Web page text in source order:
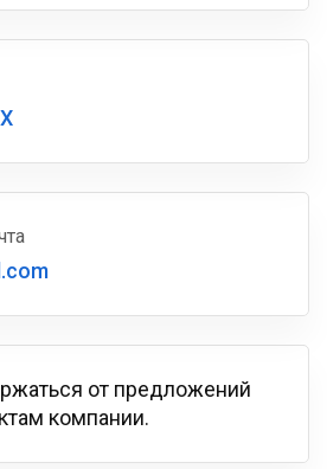
от предложений
компании.